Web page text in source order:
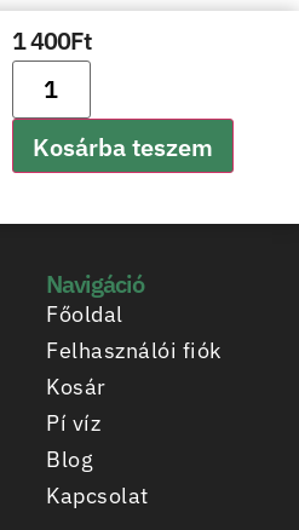
1 400Ft
Kosárba teszem
Navigáció
Főoldal
Felhasználói fiók
Kosár
Pí víz
Blog
Kapcsolat